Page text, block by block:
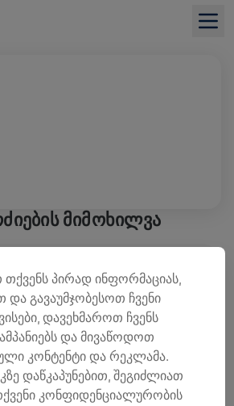
ᲛᲘᲛᲝᲮᲘᲚᲕᲐ
ᲒᲐᲓᲐᲠᲘᲪᲮᲔ ᲗᲐᲜᲮᲐ
ხმარდება ზურგის ტვინის
თქვენს პირად ინფორმაციას,
გავაუმჯობესოთ ჩვენი
დავეხმაროთ ჩვენს
და მივაწოდოთ
კონტენტი და რეკლამა.
დაწკაპუნებით, შეგიძლიათ
კონფიდენციალურობის